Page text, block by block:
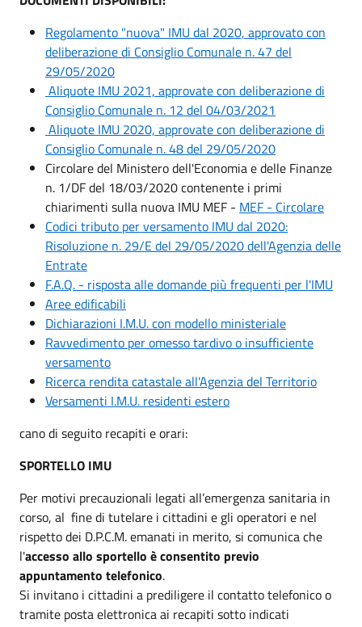
Regolamento "nuova" IMU dal 2020, approvato con
deliberazione di Consiglio Comunale n. 47 del
29/05/2020
Aliquote IMU 2021, approvate con deliberazione di
Consiglio Comunale n. 12 del 04/03/2021
Aliquote IMU 2020, approvate con deliberazione di
Consiglio Comunale n. 48 del 29/05/2020
Circolare del Ministero dell'Economia e delle Finanze
n. 1/DF del 18/03/2020 contenente i primi
chiarimenti sulla nuova IMU MEF - MEF - Circolare
Codici tributo per versamento IMU dal 2020:
Risoluzione n. 29/E del 29/05/2020 dell'Agenzia delle
Entrate
F.A.Q. - risposta alle domande più frequenti per l'IMU
Aree edificabili
Dichiarazioni I.M.U. con modello ministeriale
Ravvedimento per omesso tardivo o insufficiente
versamento
Ricerca rendita catastale all'Agenzia del Territorio
Versamenti I.M.U. residenti estero
cano di seguito recapiti e orari:
SPORTELLO IMU
Per motivi precauzionali legati all’emergenza sanitaria in
corso, al fine di tutelare i cittadini e gli operatori e nel
rispetto dei D.P.C.M. emanati in merito, si comunica che
l'accesso allo sportello è consentito previo
appuntamento telefonico.
Si invitano i cittadini a prediligere il contatto telefonico o
tramite posta elettronica ai recapiti sotto indicati